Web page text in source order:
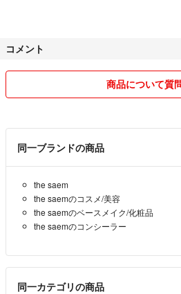
す。
ご承知の上、ご購入をお願い致します。
コメント
商品について質
同一ブランドの商品
the saem
the saemのコスメ/美容
the saemのベースメイク/化粧品
the saemのコンシーラー
同一カテゴリの商品